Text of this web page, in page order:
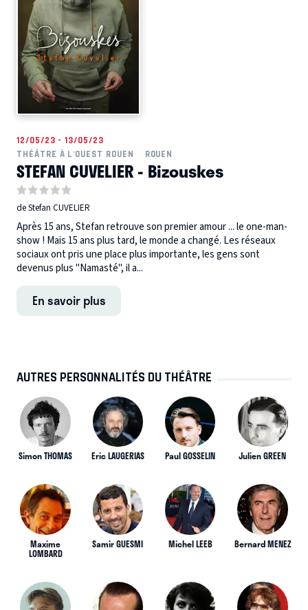
12/05/23 - 13/05/23
THÉÂTRE À L'OUEST ROUEN
ROUEN
STEFAN CUVELIER - Bizouskes
de Stefan CUVELIER
Après 15 ans, Stefan retrouve son premier amour ... le one-man-
show ! Mais 15 ans plus tard, le monde a changé. Les réseaux
sociaux ont pris une place plus importante, les gens sont
devenus plus "Namasté'', il a...
En savoir plus
AUTRES PERSONNALITÉS DU THÉÂTRE
Simon THOMAS Eric LAUGERIAS Paul GOSSELIN Julien GREEN
Maxime
LOMBARD
Samir GUESMI Michel LEEB Bernard MENEZ